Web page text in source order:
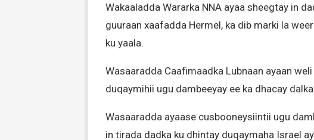
Wakaaladda Wararka NNA ayaa sheegtay in
guuraan xaafadda Hermel, ka dib marki la
ku yaala.
Wasaaradda Caafimaadka Lubnaan ayaan
duqaymihii ugu dambeeyay ee ka dhacay
Wasaaradda ayaase cusbooneysiintii ugu
in tirada dadka ku dhintay duqaymaha Israel